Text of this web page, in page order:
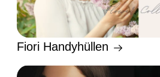
Fiori Handyhüllen